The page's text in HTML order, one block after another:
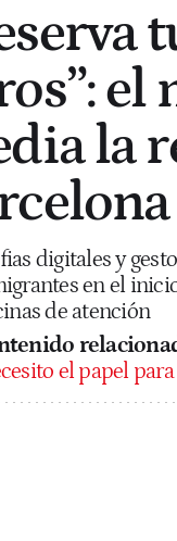
el
la
digitales y
en el
de atención
el papel